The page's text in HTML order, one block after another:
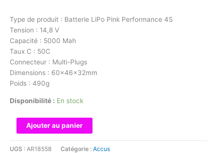
Type de produit : Batterie LiPo Pink Performance 4S
Tension : 14,8 V
Capacité : 5000 Mah
Taux C : 50C
Connecteur : Multi-Plugs
Dimensions : 60x46x32mm
Poids : 490g
Disponibilité : En stock
quantité
de
Ajouter au panier
UGS : AR18558 Catégorie : Accus